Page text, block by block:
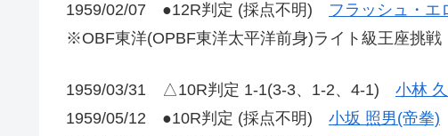
1959/02/07 ●12R判定 (採点不明) フラッシュ・エ
※OBF東洋(OPBF東洋太平洋前身)ライト級王座挑戦
1959/03/31 △10R判定 1-1(3-3、1-2、4-1) 小林
1959/05/12 ●10R判定 (採点不明) 小坂 照男(帝拳)